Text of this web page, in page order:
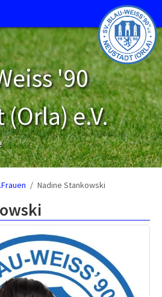
'90
e.V.
Nadine Stankowski